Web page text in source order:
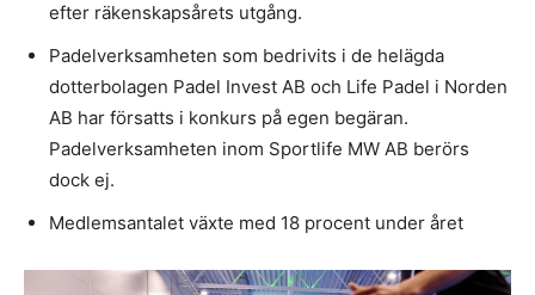
efter räkenskapsårets utgång.
Padelverksamheten som bedrivits i de helägda
dotterbolagen Padel Invest AB och Life Padel i Norden
AB har försatts i konkurs på egen begäran.
Padelverksamheten inom Sportlife MW AB berörs
dock ej.
Medlemsantalet växte med 18 procent under året